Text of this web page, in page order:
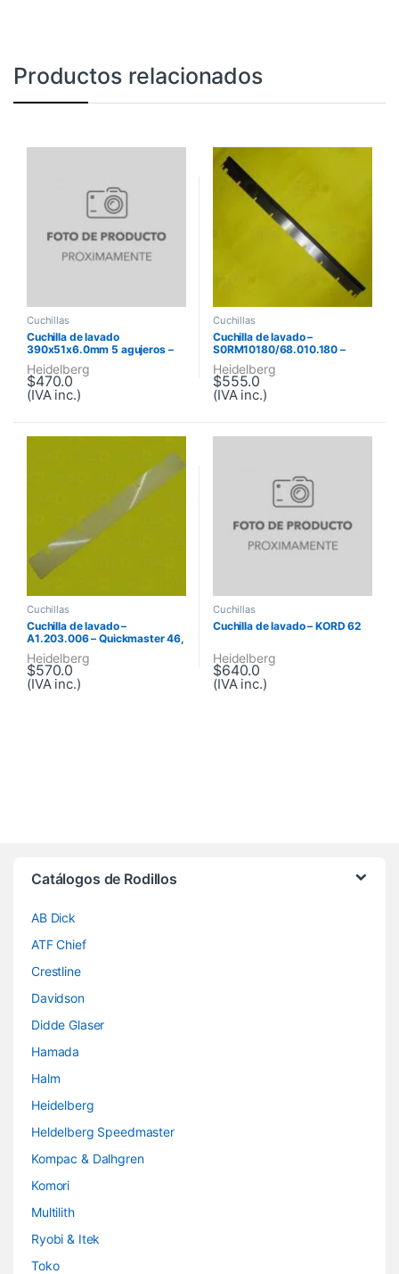
Productos relacionados
Cuchillas
Cuchilla de lavado
390x51x6.0mm 5 agujeros –
T06105F – Aspas 10X15
Heidelberg
$470.0
(IVA inc.)
Cuchillas
Cuchilla de lavado –
S0RM10180/68.010.180 –
Speedmaster 72
Heidelberg
$555.0
(IVA inc.)
Cuchillas
Cuchilla de lavado –
A1.203.006 – Quickmaster 46,
Quickmaster DI
Heidelberg
$570.0
(IVA inc.)
Cuchillas
Cuchilla de lavado – KORD 62
Heidelberg
$640.0
(IVA inc.)
Catálogos de Rodillos
AB Dick
ATF Chief
Crestline
Davidson
Didde Glaser
Hamada
Halm
Heidelberg
Heldelberg Speedmaster
Kompac & Dalhgren
Komori
Multilith
Ryobi & Itek
Toko